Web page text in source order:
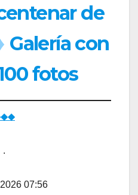
de
Galería con
fotos
.
07:56